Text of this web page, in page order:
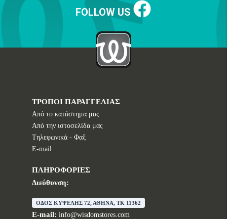
FOLLOW US
ΤΡΟΠΟΙ ΠΑΡΑΓΓΕΛΙΑΣ
Από το κατάστημα μας
Από την ιστοσελίδα μας
Tηλεφωνικά - Φαξ
E-mail
ΠΛΗΡΟΦΟΡΙΕΣ
Διεύθυνση:
ΟΔΟΣ ΚΥΨΕΛΗΣ 72, ΑΘΗΝΑ, TK 11362
E-mail: info@wisdomstores.com